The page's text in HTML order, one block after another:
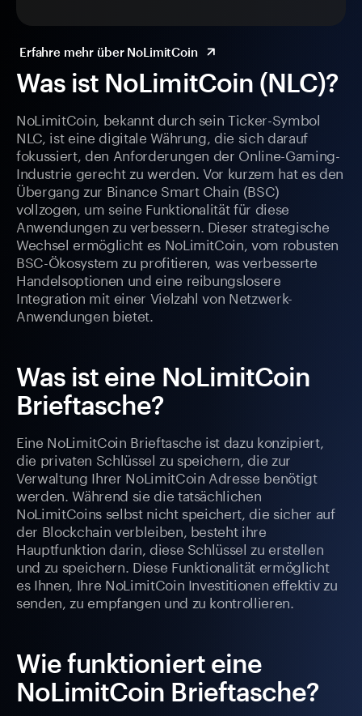
Was ist NoLimitCoin (NLC)?
NoLimitCoin, bekannt durch sein Ticker-Symbol
NLC, ist eine digitale Währung, die sich darauf
fokussiert, den Anforderungen der Online-Gaming-
Industrie gerecht zu werden. Vor kurzem hat es den
Übergang zur Binance Smart Chain (BSC)
vollzogen, um seine Funktionalität für diese
Anwendungen zu verbessern. Dieser strategische
Wechsel ermöglicht es NoLimitCoin, vom robusten
BSC-Ökosystem zu profitieren, was verbesserte
Handelsoptionen und eine reibungslosere
Integration mit einer Vielzahl von Netzwerk-
Anwendungen bietet.
Was ist eine NoLimitCoin
Brieftasche?
Eine NoLimitCoin Brieftasche ist dazu konzipiert,
die privaten Schlüssel zu speichern, die zur
Verwaltung Ihrer NoLimitCoin Adresse benötigt
werden. Während sie die tatsächlichen
NoLimitCoins selbst nicht speichert, die sicher auf
der Blockchain verbleiben, besteht ihre
Hauptfunktion darin, diese Schlüssel zu erstellen
und zu speichern. Diese Funktionalität ermöglicht
es Ihnen, Ihre NoLimitCoin Investitionen effektiv zu
senden, zu empfangen und zu kontrollieren.
Wie funktioniert eine
NoLimitCoin Brieftasche?
Erfahre mehr über NoLimitCoin